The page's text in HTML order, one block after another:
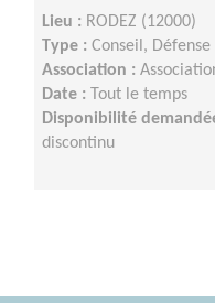
Lieu : RODEZ (12000)
Type : Conseil,
Association :
Date :
Tout le temps
Disponibilité
discontinu